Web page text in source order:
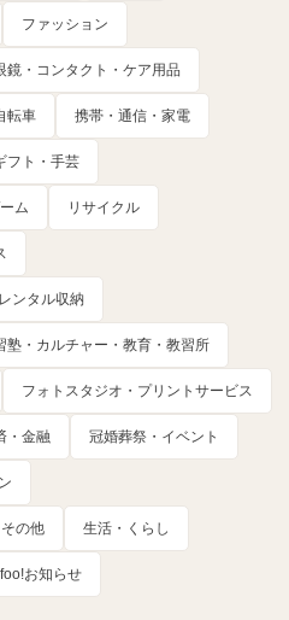
ファッション
鏡・コンタクト・ケア用品
転車 携帯・通信・家電
フト・手芸
ム リサイクル
ンタル収納
塾・カルチャー・教育・教習所
フォトスタジオ・プリントサービス
・金融 冠婚葬祭・イベント
の他 生活・くらし
お知らせ